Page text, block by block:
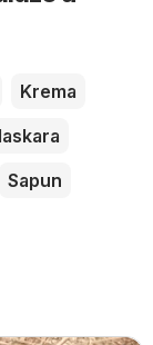
Krema
Sapun